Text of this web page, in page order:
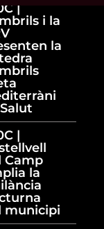
|
i la
la
|
Camp
la
municipi